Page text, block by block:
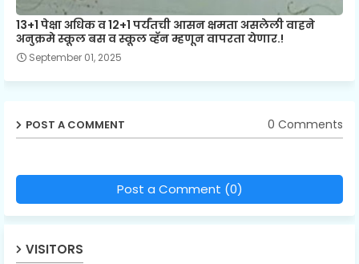
13+1 पेक्षा अधिक व 12+1 पर्यंतची आसन क्षमता असलेली वाहने
अनुक्रमे स्कूल बस व स्कूल व्हॅन म्हणून वापरता येणार.!
September 01, 2025
POST A COMMENT 0 Comments
Post a Comment (0)
VISITORS